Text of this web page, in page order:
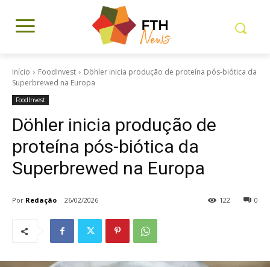
Início FoodInvest
Döhler inicia produção de proteína pós-biótica da
Superbrewed na Europa
FoodInvest
Döhler inicia produção de
proteína pós-biótica da
Superbrewed na Europa
Por Redação 26/02/2026 0
122